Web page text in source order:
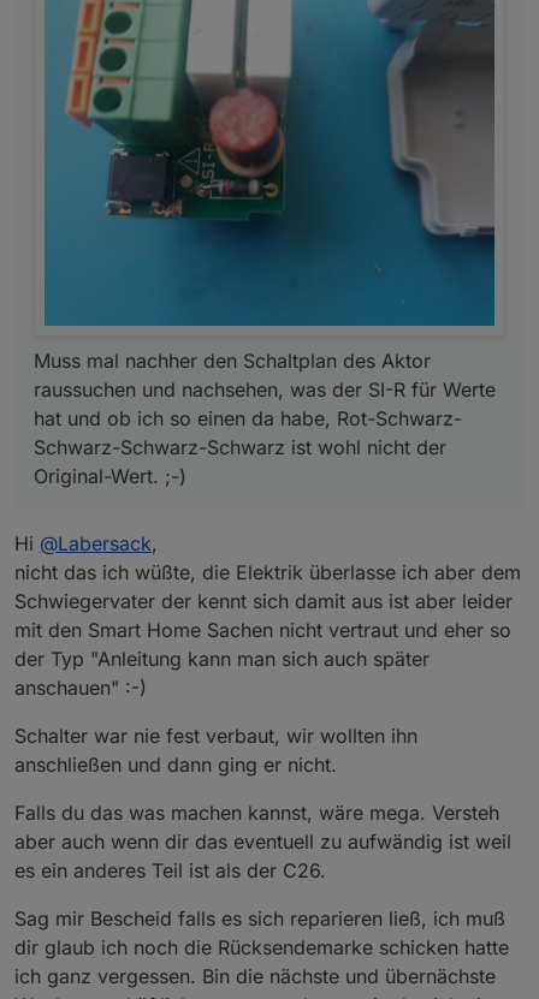
Muss mal nachher den Schaltplan des Aktor
raussuchen und nachsehen, was der SI-R für Werte
hat und ob ich so einen da habe, Rot-Schwarz-
Schwarz-Schwarz-Schwarz ist wohl nicht der
Original-Wert. ;-)
Muss mal nachher den Schaltplan des Aktor
raussuchen und nachsehen, was der SI-R für Werte
hat und ob ich so einen da habe, Rot-Schwarz-
Schwarz-Schwarz-Schwarz ist wohl nicht der
Original-Wert. ;-)
Hi @Labersack,
nicht das ich wüßte, die Elektrik überlasse ich aber dem
Schwiegervater der kennt sich damit aus ist aber leider
mit den Smart Home Sachen nicht vertraut und eher so
der Typ "Anleitung kann man sich auch später
anschauen" :-)
Schalter war nie fest verbaut, wir wollten ihn
anschließen und dann ging er nicht.
Falls du das was machen kannst, wäre mega. Versteh
aber auch wenn dir das eventuell zu aufwändig ist weil
es ein anderes Teil ist als der C26.
Sag mir Bescheid falls es sich reparieren ließ, ich muß
dir glaub ich noch die Rücksendemarke schicken hatte
ich ganz vergessen. Bin die nächste und übernächste